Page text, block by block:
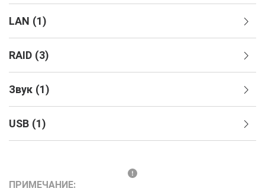
LAN (1)
RAID (3)
Звук (1)
USB (1)
ПРИМЕЧАНИЕ: